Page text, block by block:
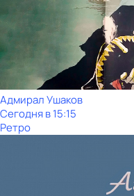
Адмирал Ушаков
Сегодня в 15:15
Ретро